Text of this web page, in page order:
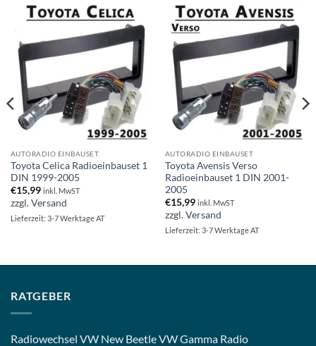
AUTORADIO EINBAUSET
Toyota Celica Radioeinbauset 1
DIN 1999-2005
€15,99 inkl. MwST
zzgl.Versand
Lieferzeit: 3-7 Werktage AT
AUTORADIO EINBAUSET
Toyota Avensis Verso
Radioeinbauset 1 DIN 2001-
2005
€15,99 inkl. MwST
zzgl.Versand
Lieferzeit: 3-7 Werktage AT
RATGEBER
Radiowechsel VW New Beetle VW Gamma Radio